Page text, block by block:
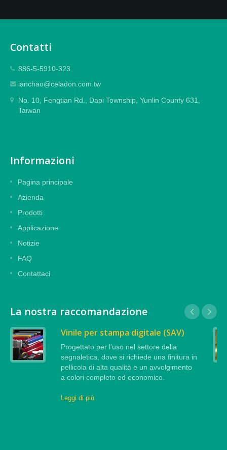
Contatti
886-5-5910-323
ianchao@celadon.com.tw
No. 10, Fengtian Rd., Dapi Township, Yunlin County 631,
Taiwan
Informazioni
Pagina principale
Azienda
Prodotti
Applicazione
Notizie
FAQ
Contattaci
La nostra raccomandazione
Vinile per stampa digitale (SAV)
Progettato per l'uso nel settore della
segnaletica, dove si richiede una finitura in
pellicola di alta qualità e un avvolgimento
a colori completo ed economico.
Leggi di più